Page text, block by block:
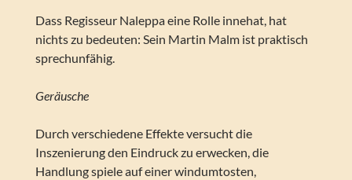
Dass Regisseur Naleppa eine Rolle innehat, hat
nichts zu bedeuten: Sein Martin Malm ist praktisch
sprechunfähig.
Geräusche
Durch verschiedene Effekte versucht die
Inszenierung den Eindruck zu erwecken, die
Handlung spiele auf einer windumtosten,